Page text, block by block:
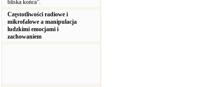
bliska końca”.
Częstotliwości radiowe i
mikrofalowe a manipulacja
ludzkimi emocjami i
zachowaniem